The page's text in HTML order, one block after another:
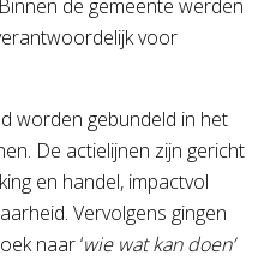
de gemeente werden
voor
worden gebundeld in het
De actielijnen zijn gericht
en handel, impactvol
Vervolgens gingen
naar ‘wie wat kan doen’